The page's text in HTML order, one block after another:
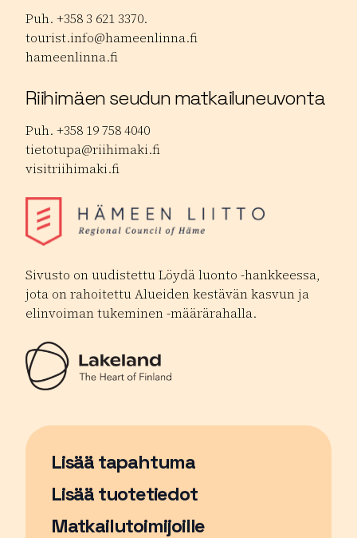
Puh. +358 3 621 3370.
tourist.info@hameenlinna.fi
hameenlinna.fi
Riihimäen seudun matkailuneuvonta
Puh. +358 19 758 4040
tietotupa@riihimaki.fi
visitriihimaki.fi
Sivusto on uudistettu Löydä luonto -hankkeessa,
jota on rahoitettu Alueiden kestävän kasvun ja
elinvoiman tukeminen -määrärahalla.
Lisää tapahtuma
Sivu avautuu uudessa ikkunassa
Lisää tuotetiedot
Matkailutoimijoille